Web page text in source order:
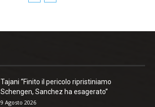
Tajani “Finito il pericolo ripristiniamo
Schengen, Sanchez ha esagerato”
9 Agosto 2026